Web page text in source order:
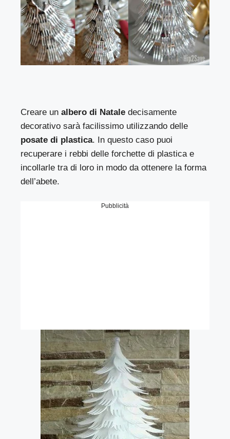
Creare un albero di Natale decisamente
decorativo sarà facilissimo utilizzando delle
posate di plastica. In questo caso puoi
recuperare i rebbi delle forchette di plastica e
incollarle tra di loro in modo da ottenere la forma
dell’abete.
Pubblicità